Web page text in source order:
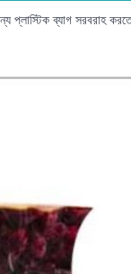
প্লাস্টিক ব্যাগ সরবরাহ